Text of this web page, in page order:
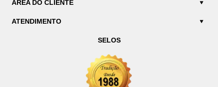
ÁREA DO CLIENTE
ATENDIMENTO
SELOS